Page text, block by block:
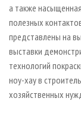
а также
полезных
представлены на
выставки
технологий
ноу-хау в
хозяйственных